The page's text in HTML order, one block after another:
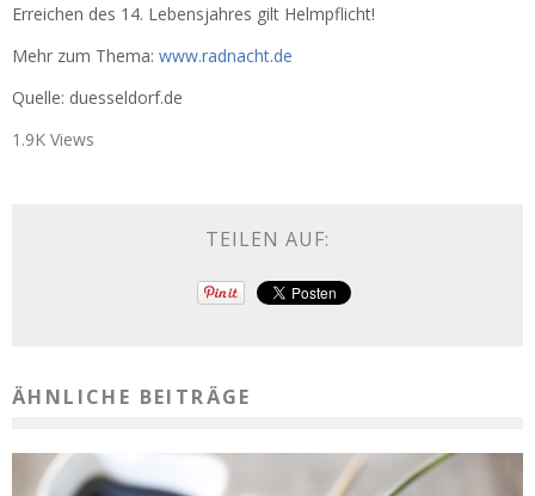
Erreichen des 14. Lebensjahres gilt Helmpflicht!
Mehr zum Thema: www.radnacht.de
Quelle: duesseldorf.de
1.9K Views
TEILEN AUF:
ÄHNLICHE BEITRÄGE